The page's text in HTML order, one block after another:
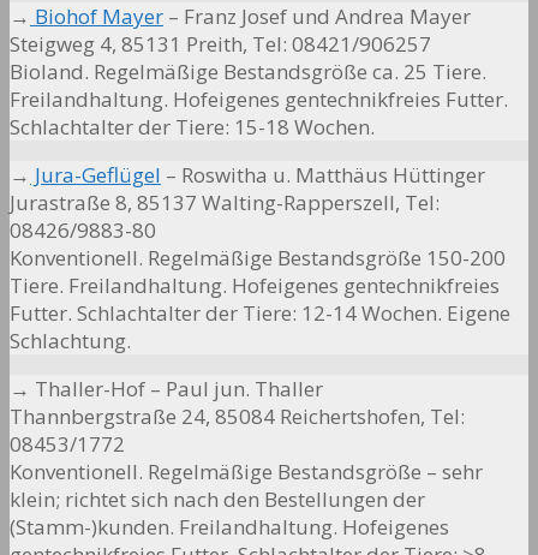
→ Biohof Mayer – Franz Josef und Andrea Mayer
Steigweg 4, 85131 Preith, Tel: 08421/906257
Bioland. Regelmäßige Bestandsgröße ca. 25 Tiere.
Freilandhaltung. Hofeigenes gentechnikfreies Futter.
Schlachtalter der Tiere: 15-18 Wochen.
→ Jura-Geflügel – Roswitha u. Matthäus Hüttinger
Jurastraße 8, 85137 Walting-Rapperszell, Tel:
08426/9883-80
Konventionell. Regelmäßige Bestandsgröße 150-200
Tiere. Freilandhaltung. Hofeigenes gentechnikfreies
Futter. Schlachtalter der Tiere: 12-14 Wochen. Eigene
Schlachtung.
→ Thaller-Hof – Paul jun. Thaller
Thannbergstraße 24, 85084 Reichertshofen, Tel:
08453/1772
Konventionell. Regelmäßige Bestandsgröße – sehr
klein; richtet sich nach den Bestellungen der
(Stamm-)kunden. Freilandhaltung. Hofeigenes